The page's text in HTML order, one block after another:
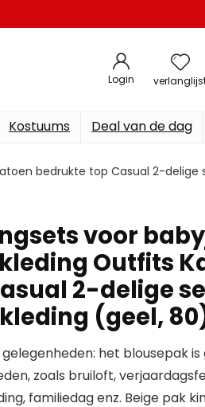
Login
Kostuums Deal van de dag
bedrukte top Casual 2-
voor
Outfits
2-delige
(geel,
het blousepak
zoals bruiloft,
familiedag enz. Beige pak